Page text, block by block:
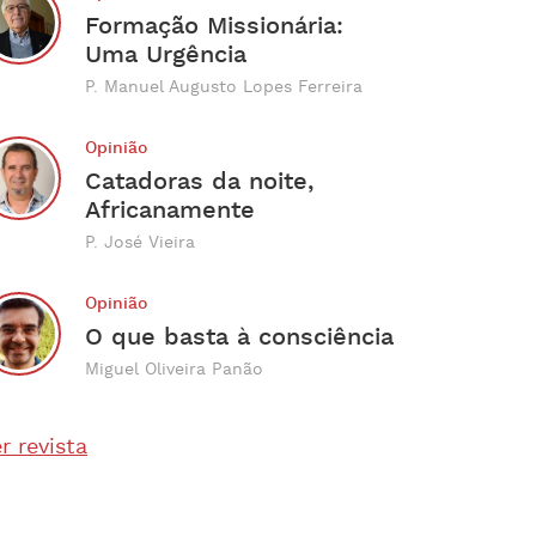
Formação Missionária:
Uma Urgência
P. Manuel Augusto Lopes Ferreira
Opinião
Catadoras da noite,
Africanamente
P. José Vieira
Opinião
O que basta à consciência
Miguel Oliveira Panão
revista